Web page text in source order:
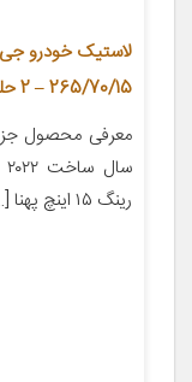
265/70/15 – 2 حلقه
رینگ ۱۵ اینچ پهنا […]